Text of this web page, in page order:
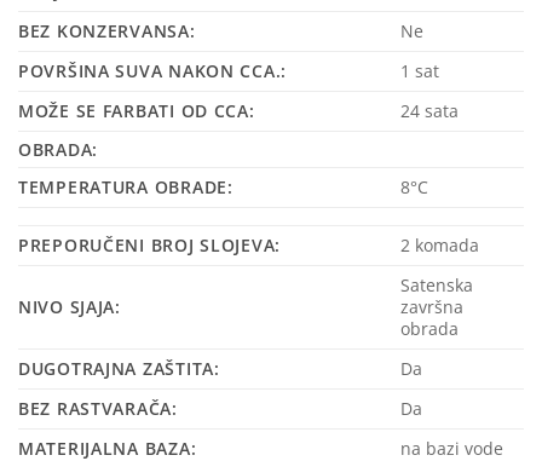
BEZ KONZERVANSA:
Ne
POVRŠINA SUVA NAKON CCA.:
1 sat
MOŽE SE FARBATI OD CCA:
24 sata
OBRADA:
TEMPERATURA OBRADE:
8°C
PREPORUČENI BROJ SLOJEVA: 2 komada
NIVO SJAJA:
Satenska
završna
obrada
DUGOTRAJNA ZAŠTITA:
Da
BEZ RASTVARAČA:
Da
MATERIJALNA BAZA:
na bazi vode